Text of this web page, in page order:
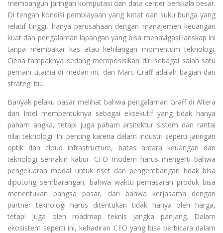
membangun jaringan komputasi dan data center berskala besar.
Di tengah kondisi pembiayaan yang ketat dan suku bunga yang
relatif tinggi, hanya perusahaan dengan manajemen keuangan
kuat dan pengalaman lapangan yang bisa menavigasi lanskap ini
tanpa membakar kas atau kehilangan momentum teknologi.
Ciena tampaknya sedang memposisikan diri sebagai salah satu
pemain utama di medan ini, dan Marc Graff adalah bagian dari
strategi itu.
Banyak pelaku pasar melihat bahwa pengalaman Graff di Altera
dan Intel membentuknya sebagai eksekutif yang tidak hanya
paham angka, tetapi juga paham arsitektur sistem dan rantai
nilai teknologi. Ini penting karena dalam industri seperti jaringan
optik dan cloud infrastructure, batas antara keuangan dan
teknologi semakin kabur. CFO modern harus mengerti bahwa
pengeluaran modal untuk riset dan pengembangan tidak bisa
dipotong sembarangan, bahwa waktu pemasaran produk bisa
menentukan pangsa pasar, dan bahwa kerjasama dengan
partner teknologi harus ditentukan tidak hanya oleh harga,
tetapi juga oleh roadmap teknis jangka panjang. Dalam
ekosistem seperti ini, kehadiran CFO yang bisa berbicara dalam